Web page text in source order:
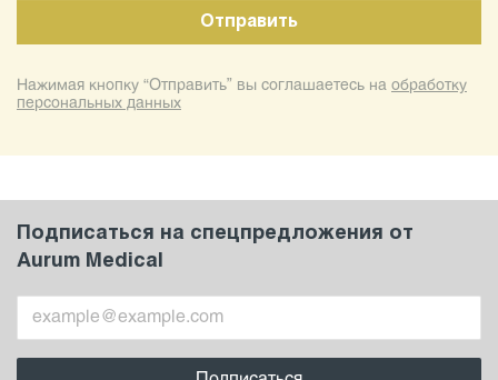
Нажимая кнопку “Отправить” вы соглашаетесь на обработку
персональных данных
Подписаться на спецпредложения от
Aurum Medical